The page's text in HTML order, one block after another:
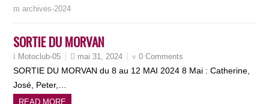
archives-2024
SORTIE DU MORVAN
Motoclub-05 mai 31, 2024 0 Comments
SORTIE DU MORVAN du 8 au 12 MAI 2024 8 Mai : Catherine,
José, Peter,…
READ MORE